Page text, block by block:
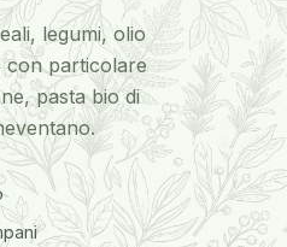
legumi, olio
con particolare
pasta bio di